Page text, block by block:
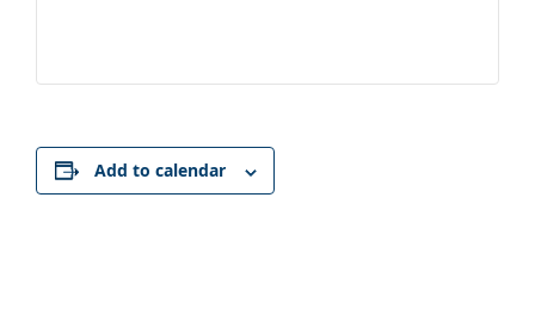
Add to calendar